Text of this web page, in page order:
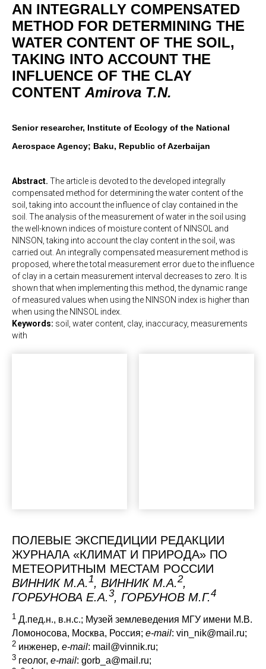
AN INTEGRALLY COMPENSATED
METHOD FOR DETERMINING THE
WATER CONTENT OF THE SOIL,
TAKING INTO ACCOUNT THE
INFLUENCE OF THE CLAY
CONTENT Amirova T.N.
Senior researcher, Institute of Ecology of the National
Aerospace Agency; Baku, Republic of Azerbaijan
Abstract. The article is devoted to the developed integrally
compensated method for determining the water content of the
soil, taking into account the influence of clay contained in the
soil. The analysis of the measurement of water in the soil using
the well-known indices of moisture content of NINSOL and
NINSON, taking into account the clay content in the soil, was
carried out. An integrally compensated measurement method is
proposed, where the total measurement error due to the influence
of clay in a certain measurement interval decreases to zero. It is
shown that when implementing this method, the dynamic range
of measured values when using the NINSON index is higher than
when using the NINSOL index.
Keywords: soil, water content, clay, inaccuracy, measurements
with
ПОЛЕВЫЕ ЭКСПЕДИЦИИ РЕДАКЦИИ
ЖУРНАЛА «КЛИМАТ И ПРИРОДА» ПО
МЕТЕОРИТНЫМ МЕСТАМ РОССИИ
ВИННИК М.А.1, ВИННИК М.А.2,
ГОРБУНОВА Е.А.3, ГОРБУНОВ М.Г.4
1 Д.пед.н., в.н.с.; Музей землеведения МГУ имени М.В.
Ломоносова, Москва, Россия; e-mail: vin_nik@mail.ru;
2 инженер, e-mail: mail@vinnik.ru;
3 геолог, e-mail: gorb_a@mail.ru;